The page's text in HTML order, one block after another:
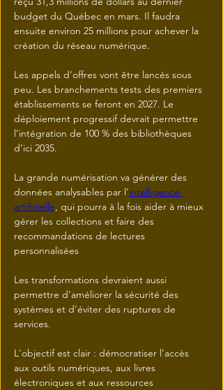
budget du Québec en mars. Il faudra
ensuite environ 25 millions pour achever la
création du réseau numérique.
Les appels d’offres vont être lancés sous
peu. Les branchements tests des premiers
établissements se feront en 2027. Le
déploiement progressif devrait permettre
l’intégration de 100 % des bibliothèques
d’ici 2035.
La grande numérisation va générer des
données analysables par l’intelligence
artificielle, qui pourra à la fois aider à mieux
gérer les collections et faire des
recommandations de lectures
personnalisées
Les transformations devraient aussi
permettre d’améliorer la sécurité des
systèmes et d’éviter des ruptures de
services.
L'objectif est clair : démocratiser l'accès
aux outils numériques, aux livres
électroniques et aux ressources